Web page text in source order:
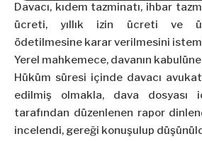
Davacı, kıdem tazminatı, ihbar
ücreti, yıllık izin ücreti ve
ödetilmesine karar verilmesini
Yerel mahkemece, davanın
Hüküm süresi içinde davacı
edilmiş olmakla, dava dosyası
tarafından düzenlenen rapor
incelendi, gereği konuşulup